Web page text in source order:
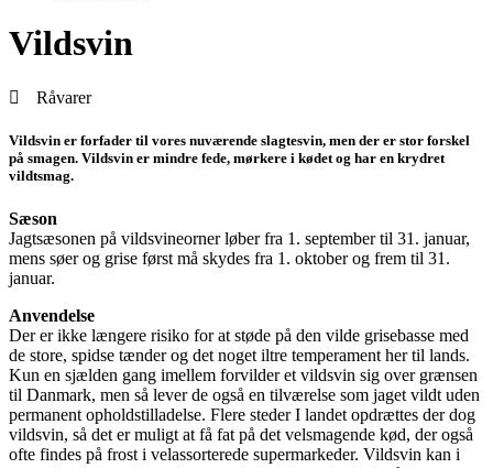
Vildsvin
Råvarer
Vildsvin er forfader til vores nuværende slagtesvin, men der er stor forskel
på smagen. Vildsvin er mindre fede, mørkere i kødet og har en krydret
vildtsmag.
Sæson
Jagtsæsonen på vildsvineorner løber fra 1. september til 31. januar,
mens søer og grise først må skydes fra 1. oktober og frem til 31.
januar.
Anvendelse
Der er ikke længere risiko for at støde på den vilde grisebasse med
de store, spidse tænder og det noget iltre temperament her til lands.
Kun en sjælden gang imellem forvilder et vildsvin sig over grænsen
til Danmark, men så lever de også en tilværelse som jaget vildt uden
permanent opholdstilladelse. Flere steder I landet opdrættes der dog
vildsvin, så det er muligt at få fat på det velsmagende kød, der også
ofte findes på frost i velassorterede supermarkeder. Vildsvin kan i